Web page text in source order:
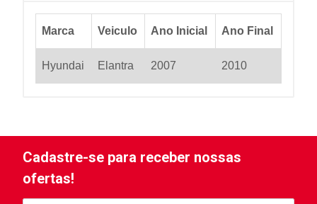
Marca Veiculo Ano Inicial Ano Final
Hyundai Elantra 2007 2010
Cadastre-se para receber nossas
ofertas!